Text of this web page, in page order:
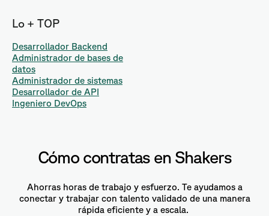
Lo + TOP
Desarrollador Backend
Administrador de bases de
datos
Administrador de sistemas
Desarrollador de API
Ingeniero DevOps
Cómo contratas en Shakers
Ahorras horas de trabajo y esfuerzo. Te ayudamos a
conectar y trabajar con talento validado de una manera
rápida eficiente y a escala.